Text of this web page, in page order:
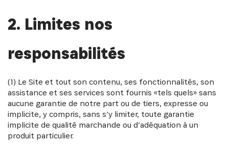
2. Limites nos
responsabilités
(1) Le Site et tout son contenu, ses fonctionnalités, son
assistance et ses services sont fournis «tels quels» sans
aucune garantie de notre part ou de tiers, expresse ou
implicite, y compris, sans s’y limiter, toute garantie
implicite de qualité marchande ou d’adéquation à un
produit particulier.